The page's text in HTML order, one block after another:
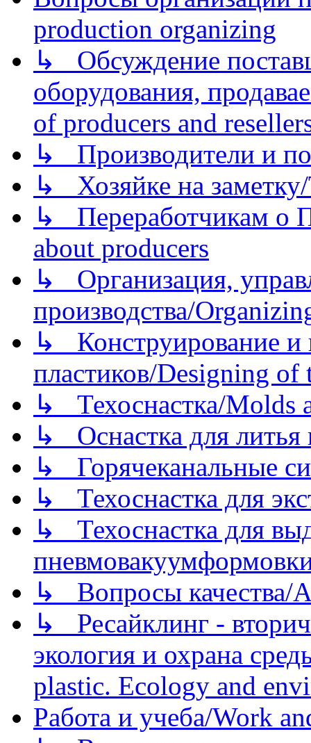
production organizing
↳ Обсуждение
оборудования,
of producers and
↳ Производители и
↳ Хозяйке на
↳ Переработчикам о
about producers
↳ Организация,
производства/
↳ Конструирование и
пластиков/Designing of
↳ Техоснастка/Molds
↳ Оснастка для литья
↳ Горячеканальные
↳ Техоснастка для
↳ Техоснастка для
↳ Вопросы качества/
↳ Ресайклинг -
экология и охрана
plastic. Ecology and
Работа и учеба/Work